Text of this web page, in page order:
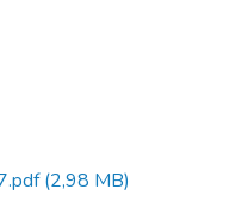
(2,98 MB)